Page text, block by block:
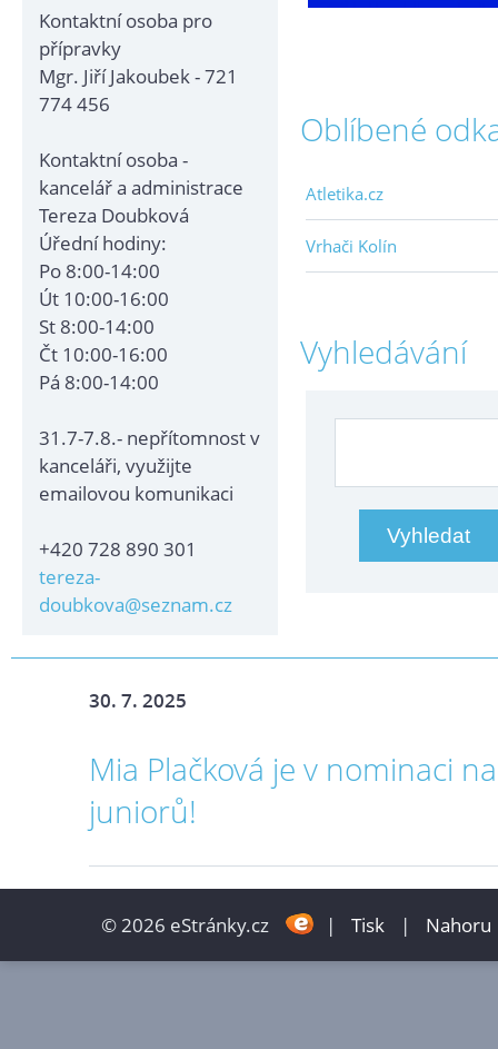
Kontaktní osoba pro
přípravky
Mgr. Jiří Jakoubek - 721
774 456
Kontaktní osoba -
kancelář a administrace
Tereza Doubková
Úřední hodiny:
Po 8:00-14:00
Út 10:00-16:00
St 8:00-14:00
Čt 10:00-16:00
Pá 8:00-14:00
31.7-7.8.- nepřítomnost v
kanceláři, využijte
emailovou komunikaci
+420 728 890 301
tereza-
doubkova@seznam.cz
Oblíbené
Atletika.cz
Vrhači Kolín
Vyhledávání
30. 7. 2025
Mia Plačková je v nominaci
juniorů!
© 2026 eStránky.cz | Tisk | Nahoru